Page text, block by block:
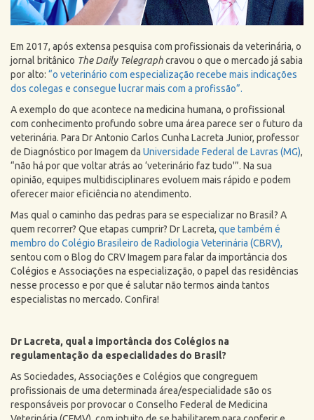
Em 2017, após extensa pesquisa com profissionais da veterinária, o
jornal britânico The Daily Telegraphcravou o que o mercado já sabia
por alto: “o veterinário com especialização recebe mais indicações
dos colegas e consegue lucrar mais com a profissão”.
A exemplo do que acontece na medicina humana, o profissional
com conhecimento profundo sobre uma área parece ser o futuro da
veterinária. Para Dr Antonio Carlos Cunha Lacreta Junior, professor
de Diagnóstico por Imagem da Universidade Federal de Lavras (MG),
“não há por que voltar atrás ao ‘veterinário faz tudo'”. Na sua
opinião, equipes multidisciplinares evoluem mais rápido e podem
oferecer maior eficiência no atendimento.
Mas qual o caminho das pedras para se especializar no Brasil? A
quem recorrer? Que etapas cumprir? Dr Lacreta, que também é
membro do Colégio Brasileiro de Radiologia Veterinária (CBRV),
sentou com o Blog do CRV Imagem para falar da importância dos
Colégios e Associações na especialização, o papel das residências
nesse processo e por que é salutar não termos ainda tantos
especialistas no mercado. Confira!
Dr Lacreta, qual a importância dos Colégios na
regulamentação da especialidades do Brasil?
As Sociedades, Associações e Colégios que congreguem
profissionais de uma determinada área/especialidade são os
responsáveis por provocar o Conselho Federal de Medicina